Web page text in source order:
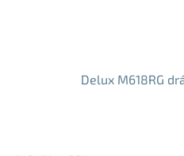
Delux M618RG